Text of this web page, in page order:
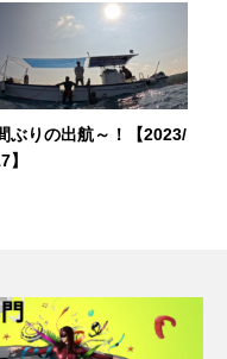
ぶりの出航～！【2023/
】